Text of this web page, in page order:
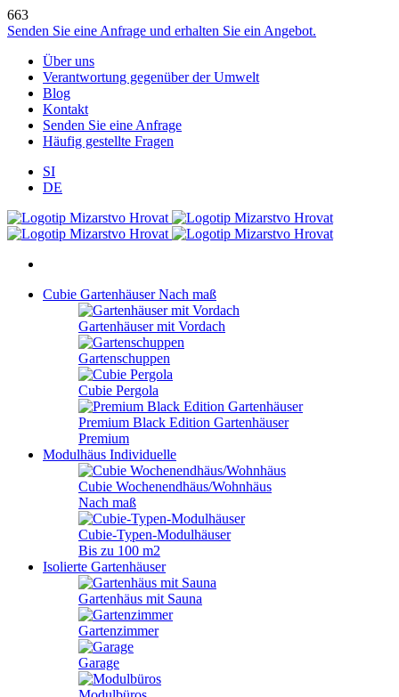
663
Senden Sie eine Anfrage und erhalten Sie ein Angebot.
Über uns
Verantwortung gegenüber der Umwelt
Blog
Kontakt
Senden Sie eine Anfrage
Häufig gestellte Fragen
SI
DE
Cubie GartenhäuserNach maß
Gartenhäuser mit Vordach
Gartenschuppen
Cubie Pergola
Premium Black Edition Gartenhäuser
Premium
Modulhäus Individuelle
Cubie Wochenendhäus/Wohnhäus
Nach maß
Cubie-Typen-Modulhäuser
Bis zu 100 m2
Isolierte Gartenhäuser
Gartenhäus mit Sauna
Gartenzimmer
Garage